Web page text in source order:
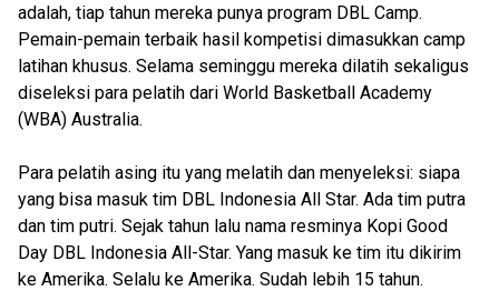
adalah, tiap tahun mereka punya program DBL Camp.
Pemain-pemain terbaik hasil kompetisi dimasukkan camp
latihan khusus. Selama seminggu mereka dilatih sekaligus
diseleksi para pelatih dari World Basketball Academy
(WBA) Australia.
Para pelatih asing itu yang melatih dan menyeleksi: siapa
yang bisa masuk tim DBL Indonesia All Star. Ada tim putra
dan tim putri. Sejak tahun lalu nama resminya Kopi Good
Day DBL Indonesia All-Star. Yang masuk ke tim itu dikirim
ke Amerika. Selalu ke Amerika. Sudah lebih 15 tahun.